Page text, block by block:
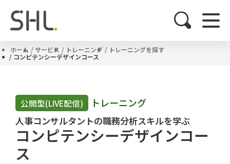
ホーム サービス トレーニング
トレーニングを探す
コンピテンシーデザインコース
公開型(LIVE配信) トレーニング
人事コンサルタントの職務分析スキルを学ぶ
コンピテンシーデザインコー
ス